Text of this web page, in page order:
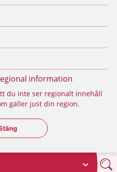
information
du inte ser regionalt innehåll
gäller just din region.
regionsväljaren